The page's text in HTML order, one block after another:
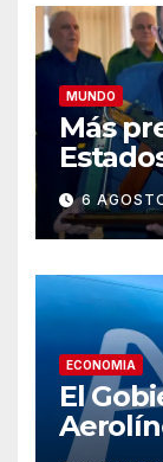
MUNDO
Más
6
ECONOMIA
El